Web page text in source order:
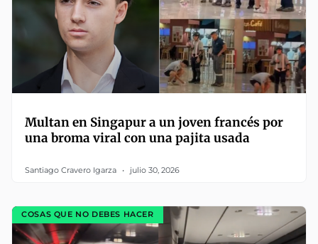
Multan en Singapur a un joven francés por
una broma viral con una pajita usada
Santiago Cravero Igarza julio 30, 2026
COSAS QUE NO DEBES HACER